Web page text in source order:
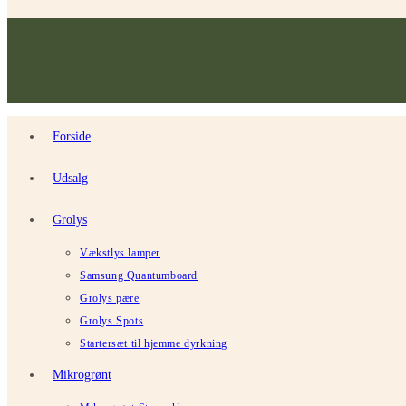
Forside
Udsalg
Grolys
Vækstlys lamper
Samsung Quantumboard
Grolys pære
Grolys Spots
Startersæt til hjemme dyrkning
Mikrogrønt